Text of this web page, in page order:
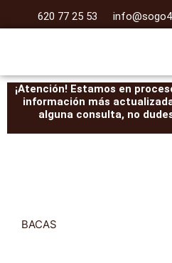
al
620 77 25 53
¡Atención! Estamos en
información más
alguna consulta, no
BACAS